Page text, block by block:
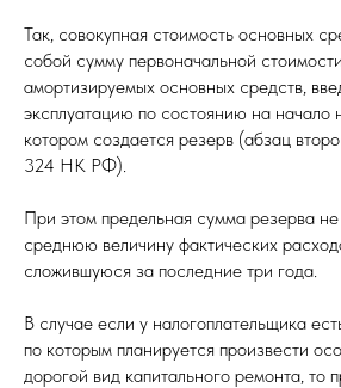
Так, совокупная стоимость основных
собой сумму первоначальной
амортизируемых основных средств,
эксплуатацию по состоянию на начало
котором создается резерв (абзац
324 НК РФ).
При этом предельная сумма резерва
среднюю величину фактических
сложившуюся за последние три года.
В случае если у налогоплательщика
по которым планируется произвести
дорогой вид капитального ремонта, то